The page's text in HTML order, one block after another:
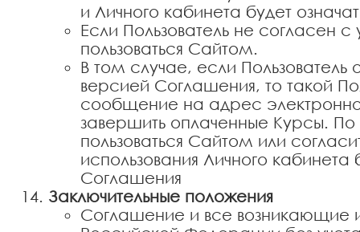
и Личного кабинета будет
Если Пользователь не согласен
пользоваться Сайтом.
В том случае, если
версией Соглашения, то такой
сообщение на адрес
завершить оплаченные Курсы. По
пользоваться Сайтом или
использования Личного
Соглашения
Заключительные положения
Соглашение и все возникающие